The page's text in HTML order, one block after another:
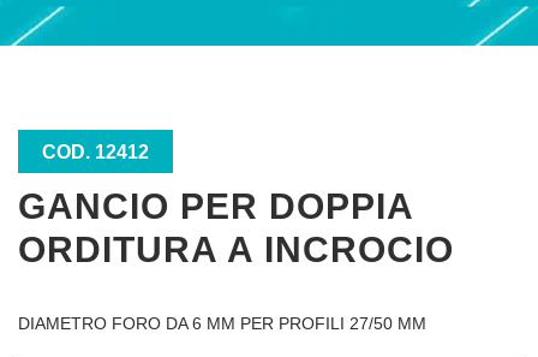
COD. 12412
GANCIO PER DOPPIA
ORDITURA A INCROCIO
DIAMETRO FORO DA 6 MM PER PROFILI 27/50 MM